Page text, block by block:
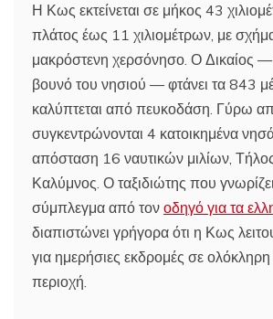
Η Κως εκτείνεται σε μήκος 43
πλάτος έως 11 χιλιομέτρων, με
μακρόστενη χερσόνησο. Ο Δικαίος
βουνό του νησιού — φτάνει τα 843
καλύπτεται από πευκοδάση. Γύρω
συγκεντρώνονται 4 κατοικημένα
απόσταση 16 ναυτικών μιλίων,
Καλύμνος. Ο ταξιδιώτης που
σύμπλεγμα από τον οδηγό για τα
διαπιστώνει γρήγορα ότι η Κως
για ημερήσιες εκδρομές σε
περιοχή.